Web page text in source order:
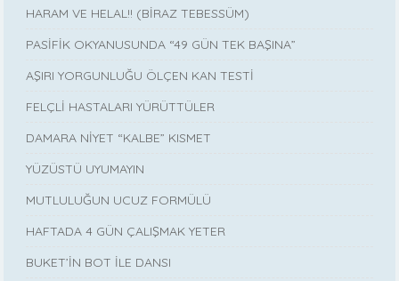
HARAM VE HELAL!! (BİRAZ TEBESSÜM)
PASİFİK OKYANUSUNDA “49 GÜN TEK BAŞINA”
AŞIRI YORGUNLUĞU ÖLÇEN KAN TESTİ
FELÇLİ HASTALARI YÜRÜTTÜLER
DAMARA NİYET “KALBE” KISMET
YÜZÜSTÜ UYUMAYIN
MUTLULUĞUN UCUZ FORMÜLÜ
HAFTADA 4 GÜN ÇALIŞMAK YETER
BUKET’İN BOT İLE DANSI